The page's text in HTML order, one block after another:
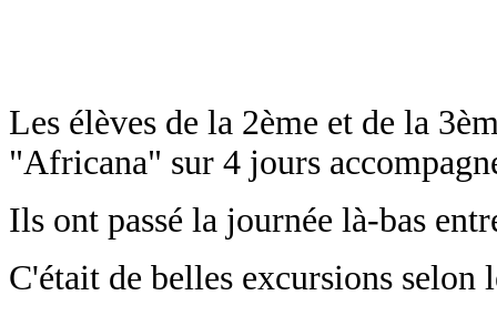
Les élèves de la 2ème et de la
"Africana" sur 4 jours
Ils ont passé la journée là-bas
C'était de belles excursions selon